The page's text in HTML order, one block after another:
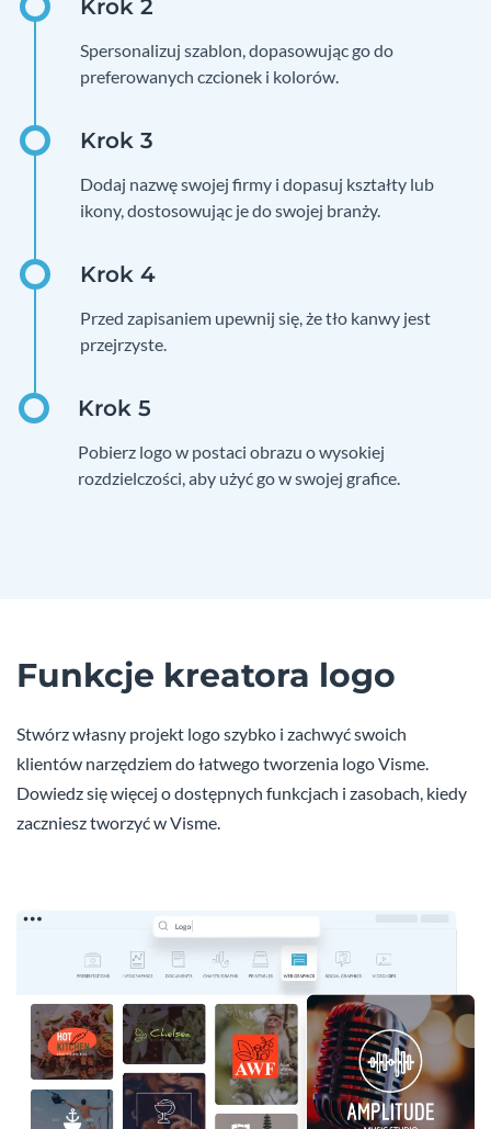
Spersonalizuj szablon, dopasowując go do
preferowanych czcionek i kolorów.
Dodaj nazwę swojej firmy i dopasuj kształty lub
ikony, dostosowując je do swojej branży.
Przed zapisaniem upewnij się, że tło kanwy jest
przejrzyste.
Pobierz logo w postaci obrazu o wysokiej
rozdzielczości, aby użyć go w swojej grafice.
Funkcje kreatora logo
Stwórz własny projekt logo szybko i zachwyć swoich
klientów narzędziem do łatwego tworzenia logo Visme.
Dowiedz się więcej o dostępnych funkcjach i zasobach, kiedy
zaczniesz tworzyć w Visme.